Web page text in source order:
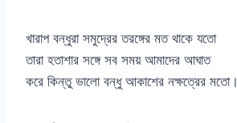
খারাপ বন্ধুরা সমুদ্রের তরঙ্গের মত থাকে যতো
তারা হতাশার সঙ্গে সব সময় আমাদের আঘাত
করে কিন্তু ভালো বন্ধু আকাশের নক্ষত্রের মতো।